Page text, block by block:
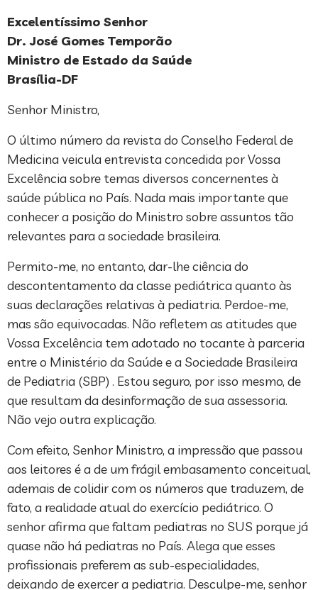
Excelentíssimo Senhor
Dr. José Gomes Temporão
Ministro de Estado da Saúde
Brasília-DF
Senhor Ministro,
O último número da revista do Conselho Federal de
Medicina veicula entrevista concedida por Vossa
Excelência sobre temas diversos concernentes à
saúde pública no País. Nada mais importante que
conhecer a posição do Ministro sobre assuntos tão
relevantes para a sociedade brasileira.
Permito-me, no entanto, dar-lhe ciência do
descontentamento da classe pediátrica quanto às
suas declarações relativas à pediatria. Perdoe-me,
mas são equivocadas. Não refletem as atitudes que
Vossa Excelência tem adotado no tocante à parceria
entre o Ministério da Saúde e a Sociedade Brasileira
de Pediatria (SBP) . Estou seguro, por isso mesmo, de
que resultam da desinformação de sua assessoria.
Não vejo outra explicação.
Com efeito, Senhor Ministro, a impressão que passou
aos leitores é a de um frágil embasamento conceitual,
ademais de colidir com os números que traduzem, de
fato, a realidade atual do exercício pediátrico. O
senhor afirma que faltam pediatras no SUS porque já
quase não há pediatras no País. Alega que esses
profissionais preferem as sub-especialidades,
deixando de exercer a pediatria. Desculpe-me, senhor